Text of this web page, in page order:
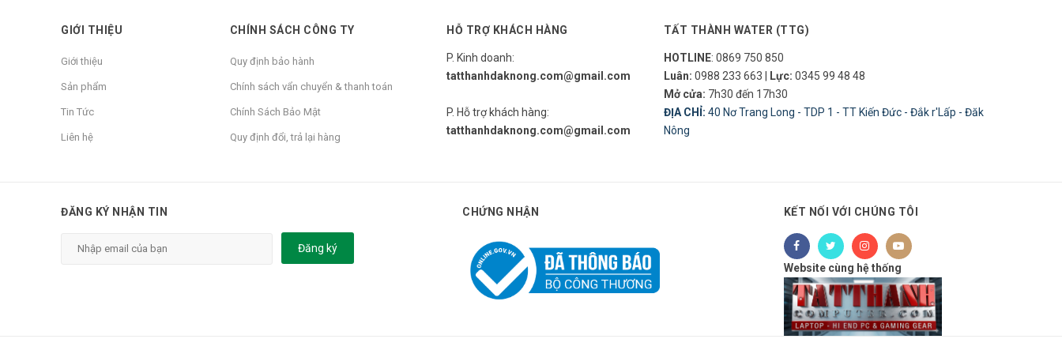
*Thông số kỹ thuật
Công nghệ:
Nước máy, nước giếng qua xử lý
GIỚI THIỆU
Giới thiệu
Sản phẩm
Tin Tức
Liên hệ
CHÍNH SÁCH CÔNG TY
Quy định bảo hành
Chính sách vẩn chuyển & thanh toán
Chính Sách Bảo Mật
Quy định đổi, trả lại hàng
HỖ TRỢ KHÁCH HÀNG
P. Kinh doanh:
tatthanhdaknong.com@gmail.com
P. Hỗ trợ khách hàng:
tatthanhdaknong.com@gmail.com
TẤT THÀNH WATER (TTG)
HOTLINE: 0869 750 850
Luân: 0988 233 663 Lực: 0345 99 48 48
Mở cửa: 7h30 đến 17h30
ĐỊA CHỈ: 40 Nơ Trang Long - TDP 1 - TT Kiến Đức - Đắk r'Lấp - Đăk
Nông
ĐĂNG KÝ NHẬN TIN
Đăng ký
CHỨNG NHẬN KẾT NỐI VỚI CHÚNG TÔI
Website cùng hệ thống